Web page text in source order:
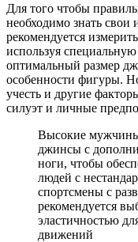
Для того чтобы
необходимо знать свои
рекомендуется
используя
оптимальный размер
особенности фигуры.
учесть и другие
силуэт и личные
Высокие мужчины
джинсы с
ноги, чтобы
людей с
спортсмены с
рекомендуется
эластичностью
движений